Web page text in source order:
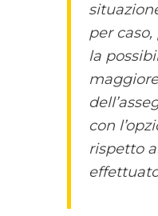
per
la
con
rispetto